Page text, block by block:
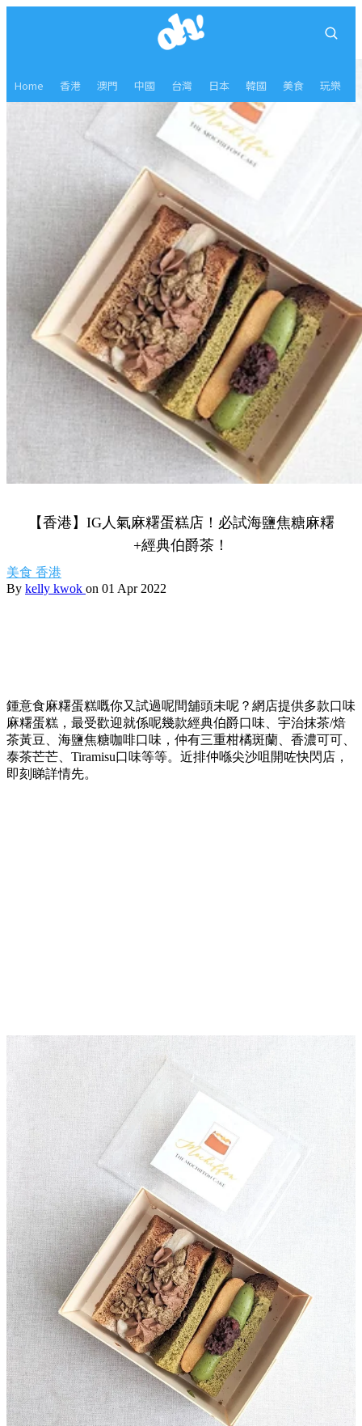
Home 香港 澳門 中國 台灣 日本 韓國 美食 玩樂
【香港】IG人氣麻糬蛋糕店！必試海鹽焦糖麻糬
+經典伯爵茶！
美食 香港
By kelly kwok on 01 Apr 2022
鍾意食麻糬蛋糕嘅你又試過呢間舖頭未呢？網店提供多款口味
麻糬蛋糕，最受歡迎就係呢幾款經典伯爵口味、宇治抹茶/焙
茶黃豆、海鹽焦糖咖啡口味，仲有三重柑橘斑蘭、香濃可可、
泰茶芒芒、Tiramisu口味等等。近排仲喺尖沙咀開咗快閃店，
即刻睇詳情先。